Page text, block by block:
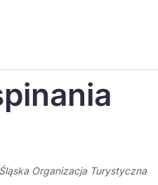
Organizacja Turystyczna